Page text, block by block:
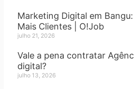
Marketing Digital em
Mais Clientes | O!Job
julho 21, 2026
Vale a pena contratar
digital?
julho 13, 2026